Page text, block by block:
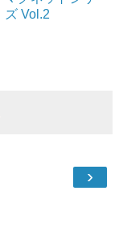
ズ Vol.2
›